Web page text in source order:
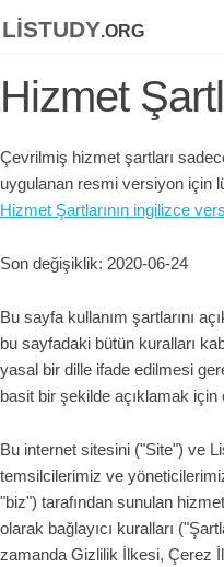
listudy.org
Hizmet
Çevrilmiş hizmet şartları
uygulanan resmi versiyon için
Hizmet Şartlarının ingilizce
Son değişiklik: 2020-06-24
Bu sayfa kullanım şartlarını
bu sayfadaki bütün kuralları
yasal bir dille ifade edilmesi
basit bir şekilde açıklamak
Bu internet sitesini ("Site") ve
temsilcilerimiz ve
"biz") tarafından sunulan
olarak bağlayıcı kuralları
zamanda Gizlilik İlkesi, Çerez